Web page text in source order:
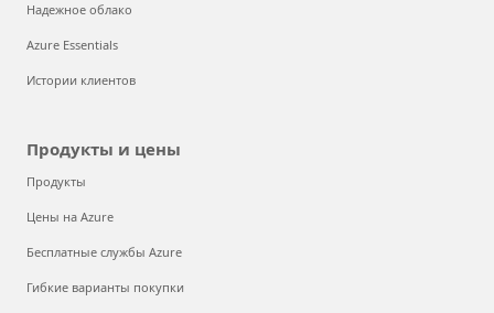
Надежное облако
Azure Essentials
Истории клиентов
Продукты и цены
Продукты
Цены на Azure
Бесплатные службы Azure
Гибкие варианты покупки